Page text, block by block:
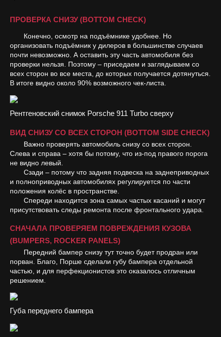
ПРОВЕРКА СНИЗУ (BOTTOM CHECK)
Конечно, осмотр на подъёмнике удобнее. Но
организовать подъёмник у дилеров в большинстве случаев
почти невозможно. А оставить эту часть автомобиля без
проверки нельзя. Поэтому – приседаем и заглядываем со
всех сторон во все места, до которых получается дотянуться.
В итоге видно около 90% возможного чек-листа.
Рентгеновский снимок Porsche 911 Turbo сверху
ВИД СНИЗУ СО ВСЕХ СТОРОН (BOTTOM SIDE CHECK)
Важно проверять автомобиль снизу со всех сторон.
Слева и справа – хотя бы потому, что из-под правого порога
не видно левый.
Сзади – потому что задняя подвеска на заднеприводных
и полноприводных автомобилях регулируется по части
положения колёс в пространстве.
Спереди находится зона самых частых касаний и могут
присутствовать следы ремонта после фронтального удара.
СНАЧАЛА ПРОВЕРЯЕМ ПОВРЕЖДЕНИЯ КУЗОВА
(BUMPERS, ROCKER PANELS)
Передний бампер снизу тут точно будет продран или
порван. Благо, Порше сделали губу бампера отдельной
частью, и для перфекционистов это оказалось отличным
решением.
Губа переднего бампера